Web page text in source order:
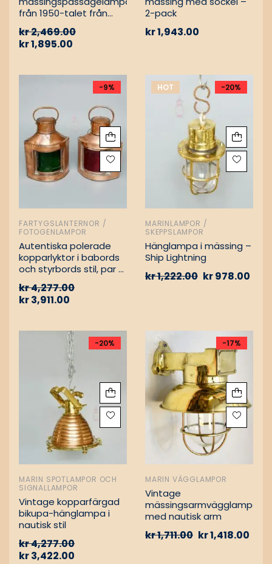
från 1950-talet från
kr2,469.00
kr1,895.00
2-pack
kr1,943.00
-9%
FARTYGSLANTERNOR /
FOTOGENLAMPOR
Autentiska polerade
kopparlyktor i babords
och styrbords stil, par –
oljelampor
kr4,277.00
kr3,911.00
HOT -20%
MARINLAMPOR /
SKEPPSLAMPOR
Hänglampa i mässing –
Ship Lightning
kr1,222.00 kr978.00
-20%
MARIN SPOTLAMPOR OCH
SIGNALLAMPOR
Vintage kopparfärgad
bikupa-hänglampa i
nautisk stil
kr4,277.00
kr3,422.00
-17%
MARIN VÄGGLAMPOR
Vintage
mässingsarmvägglampa
med nautisk arm
kr1,711.00 kr1,418.00